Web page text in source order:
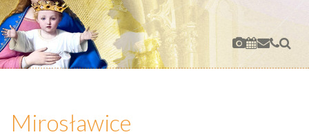
Mirosławice